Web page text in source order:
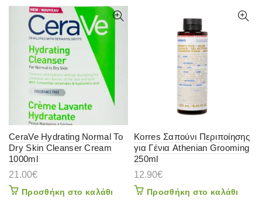
CeraVe Hydrating Normal To
Dry Skin Cleanser Cream
1000ml
21.00€
Προσθήκη στο καλάθι
Korres Σαπούνι Περιποίησης
για Γένια Athenian Grooming
250ml
12.90€
Προσθήκη στο καλάθι